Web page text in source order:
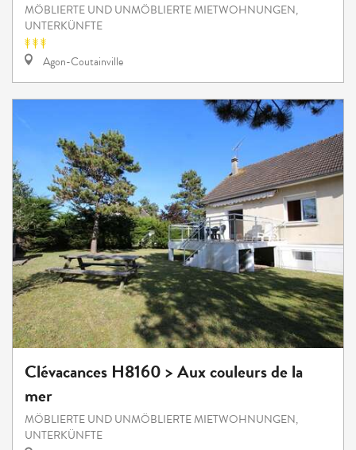
MÖBLIERTE UND UNMÖBLIERTE MIETWOHNUNGEN,
UNTERKÜNFTE
Agon-Coutainville
Clévacances H8160 > Aux couleurs de la
mer
MÖBLIERTE UND UNMÖBLIERTE MIETWOHNUNGEN,
UNTERKÜNFTE